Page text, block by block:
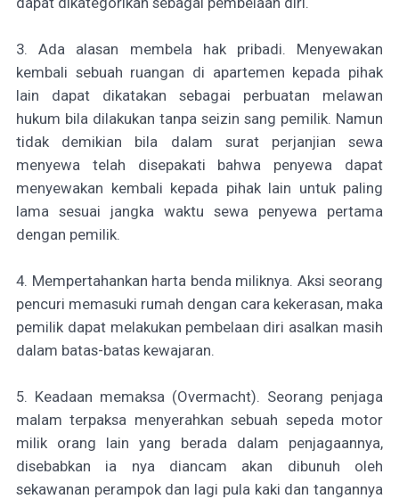
3. Ada alasan membela hak pribadi. Menyewakan
kembali sebuah ruangan di apartemen kepada pihak
lain dapat dikatakan sebagai perbuatan melawan
hukum bila dilakukan tanpa seizin sang pemilik. Namun
tidak demikian bila dalam surat perjanjian sewa
menyewa telah disepakati bahwa penyewa dapat
menyewakan kembali kepada pihak lain untuk paling
lama sesuai jangka waktu sewa penyewa pertama
dengan pemilik.
4. Mempertahankan harta benda miliknya. Aksi seorang
pencuri memasuki rumah dengan cara kekerasan, maka
pemilik dapat melakukan pembelaan diri asalkan masih
dalam batas-batas kewajaran.
5. Keadaan memaksa (Overmacht). Seorang penjaga
malam terpaksa menyerahkan sebuah sepeda motor
milik orang lain yang berada dalam penjagaannya,
disebabkan ia nya diancam akan dibunuh oleh
sekawanan perampok dan lagi pula kaki dan tangannya